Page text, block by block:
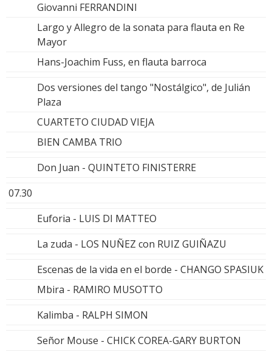
Giovanni FERRANDINI
Largo y Allegro de la sonata para flauta en Re
Mayor
Hans-Joachim Fuss, en flauta barroca
Dos versiones del tango "Nostálgico", de Julián
Plaza
CUARTETO CIUDAD VIEJA
BIEN CAMBA TRIO
Don Juan - QUINTETO FINISTERRE
07.30
Euforia - LUIS DI MATTEO
La zuda - LOS NUÑEZ con RUIZ GUIÑAZU
Escenas de la vida en el borde - CHANGO SPASIUK
Mbira - RAMIRO MUSOTTO
Kalimba - RALPH SIMON
Señor Mouse - CHICK COREA-GARY BURTON